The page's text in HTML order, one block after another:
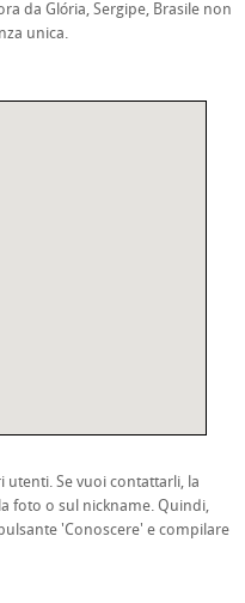
da Glória, Sergipe, Brasile non
unica.
utenti. Se vuoi contattarli, la
foto o sul nickname. Quindi,
'Conoscere' e compilare